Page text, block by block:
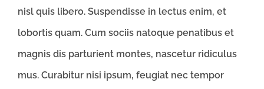
nisl quis libero. Suspendisse in lectus enim, et
lobortis quam. Cum sociis natoque penatibus et
magnis dis parturient montes, nascetur ridiculus
mus. Curabitur nisi ipsum, feugiat nec tempor